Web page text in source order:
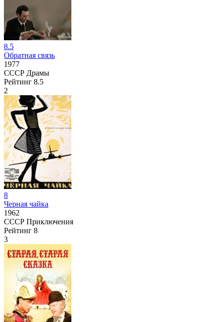
8.5
Обратная связь
1977
СССР Драмы
Рейтинг 8.5
2
8
Черная чайка
1962
СССР Приключения
Рейтинг 8
3